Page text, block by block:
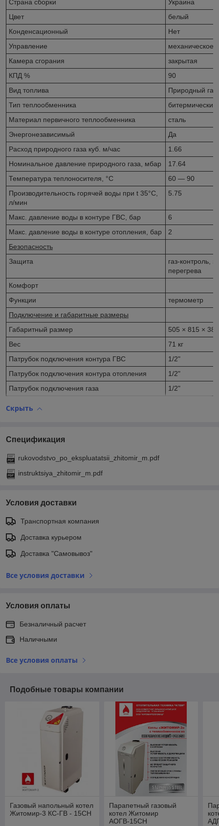
Страна сборки
Украина
Цвет
белый
Конденсационный
Нет
Управление
механическое
Камера сгорания
закрытая
КПД %
90
Вид топлива
Природный газ
Тип теплообменника
битермический
Материал первичного теплообменника
сталь
Энергонезависимый
Да
Расход природного газа куб. м/час
1.66
Номинальное давление природного газа, мбар
17.64
Температура теплоносителя, °С
60 — 90
Производительность горячей воды при t 35°C,
л/мин
5.75
Макс. давление воды в контуре ГВС, бар
6
Макс. давление воды в контуре отопления, бар
2
Безопасность
Защита
газ-контроль,
перегрева
Комфорт
Функции
термометр
Подключение и габаритные размеры
Габаритный размер
505 × 815 ×
Вес
71 кг
Патрубок подключения контура ГВС
1/2"
Патрубок подключения контура отопления
1/2"
Патрубок подключения газа
1/2"
Скрыть
Спецификация
rukovodstvo_po_ekspluatatsii_zhitomir_m.pdf
instruktsiya_zhitomir_m.pdf
Условия доставки
Транспортная компания
Доставка курьером
Доставка "Самовывоз"
Все условия доставки
Условия оплаты
Безналичный расчет
Наличными
Все условия оплаты
Подобные товары компании
Газовый напольный котел
Житомир-3 КС-ГВ - 15СН
Парапетный газовый
котел Житомир
АОГВ-15СН